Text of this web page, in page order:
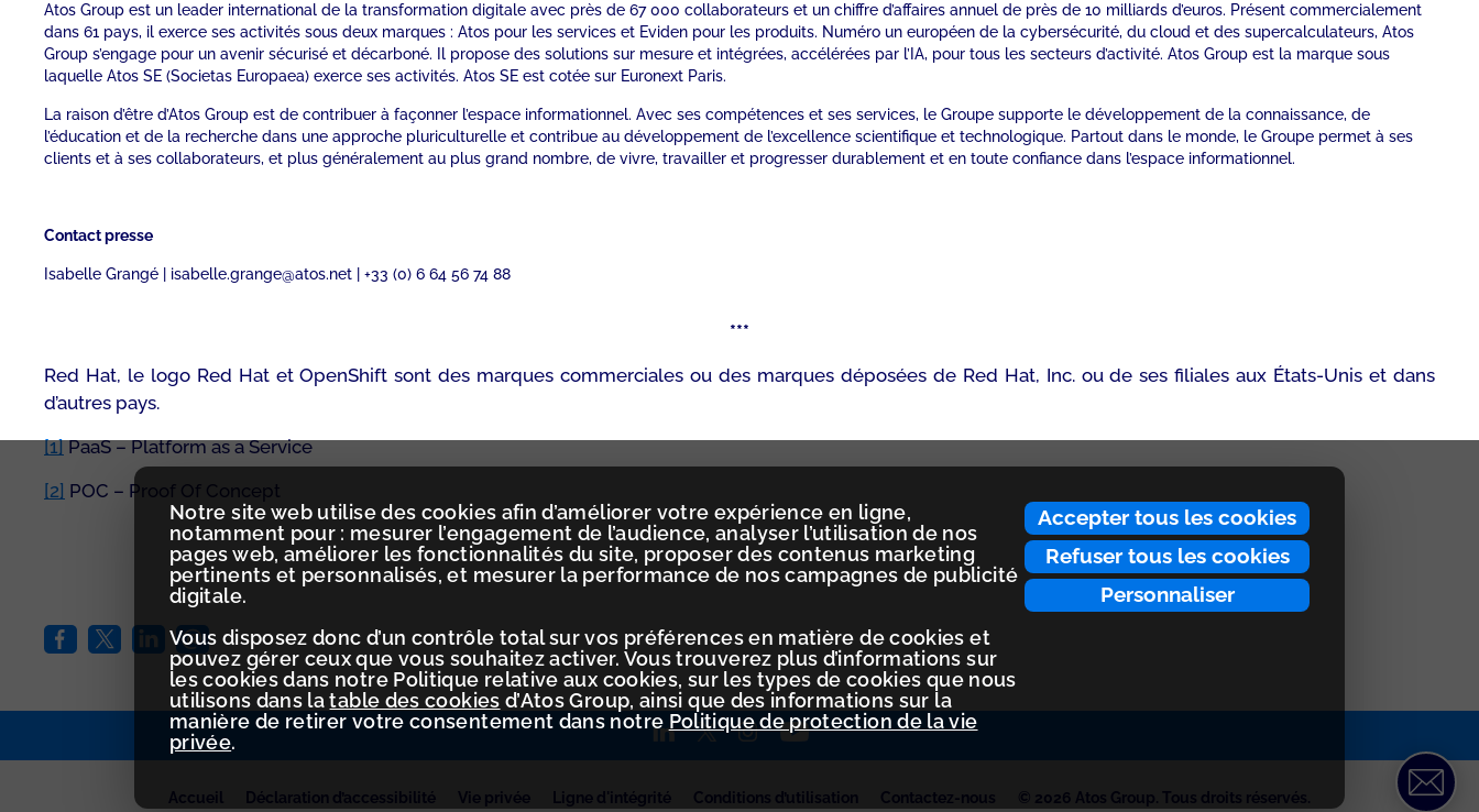
Accepter tous les cookies
Refuser tous les cookies
Personnaliser
Notre site web utilise des cookies afin d’améliorer votre expérience en ligne,
notamment pour : mesurer l’engagement de l’audience, analyser l’utilisation de nos
pages web, améliorer les fonctionnalités du site, proposer des contenus marketing
pertinents et personnalisés, et mesurer la performance de nos campagnes de publicité
digitale.
Vous disposez donc d’un contrôle total sur vos préférences en matière de cookies et
pouvez gérer ceux que vous souhaitez activer. Vous trouverez plus d’informations sur
les cookies dans notre Politique relative aux cookies, sur les types de cookies que nous
utilisons dans latable des cookies d’Atos Group, ainsi que des informations sur la
manière de retirer votre consentement dans notre Politique de protection de la vie
privée.
Atos Group est un leader international de la transformation digitale avec près de 67 000 collaborateurs et un chiffre d’affaires annuel de près de 10 milliards d’euros. Présent commercialement
dans 61 pays, il exerce ses activités sous deux marques : Atos pour les services et Eviden pour les produits. Numéro un européen de la cybersécurité, du cloud et des supercalculateurs, Atos
Group s’engage pour un avenir sécurisé et décarboné. Il propose des solutions sur mesure et intégrées, accélérées par l’IA, pour tous les secteurs d’activité. Atos Group est la marque sous
laquelle Atos SE (Societas Europaea) exerce ses activités. Atos SE est cotée sur Euronext Paris.
La raison d’être d’Atos Group est de contribuer à façonner l’espace informationnel. Avec ses compétences et ses services, le Groupe supporte le développement de la connaissance, de
l’éducation et de la recherche dans une approche pluriculturelle et contribue au développement de l’excellence scientifique et technologique. Partout dans le monde, le Groupe permet à ses
clients et à ses collaborateurs, et plus généralement au plus grand nombre, de vivre, travailler et progresser durablement et en toute confiance dans l’espace informationnel.
Contact presse
Isabelle Grangé | isabelle.grange@atos.net | +33 (0) 6 64 56 74 88
***
Red Hat, le logo Red Hat et OpenShift sont des marques commerciales ou des marques déposées de Red Hat, Inc. ou de ses filiales aux États-Unis et dans
d’autres pays.
[1]PaaS – Platform as a Service
[2] POC – Proof Of Concept
Accueil Déclaration d’accessibilité Vie privée Ligne d'intégrité Conditions d’utilisation Contactez-nous © 2026 Atos Group. Tous droits réservés.